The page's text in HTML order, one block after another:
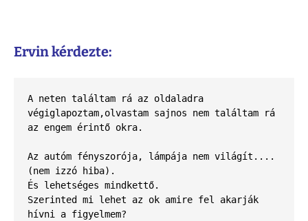
Ervin kérdezte:
A neten találtam rá az oldaladra
végiglapoztam,olvastam sajnos nem találtam rá
az engem érintő okra.
Az autóm fényszorója, lámpája nem világít....
(nem izzó hiba).
És lehetséges mindkettő.
Szerinted mi lehet az ok amire fel akarják
hívni a figyelmem?